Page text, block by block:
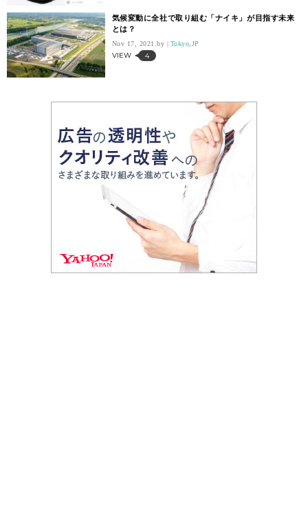
気候変動に全社で取り組む「ナイキ」が目指す未来
とは？
Nov 17, 2021. Tokyo,JP
VIEW 4